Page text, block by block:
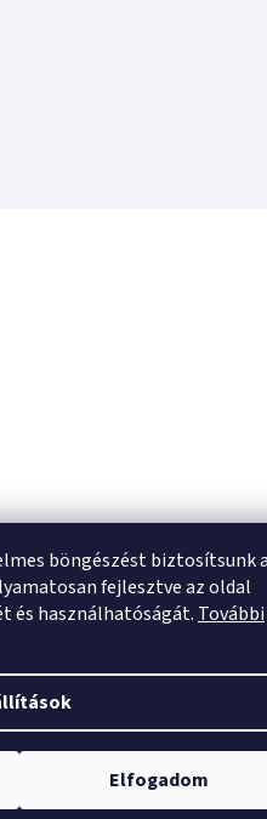
böngészést biztosítsunk
fejlesztve az oldal
és használhatóságát. További
Elfogadom